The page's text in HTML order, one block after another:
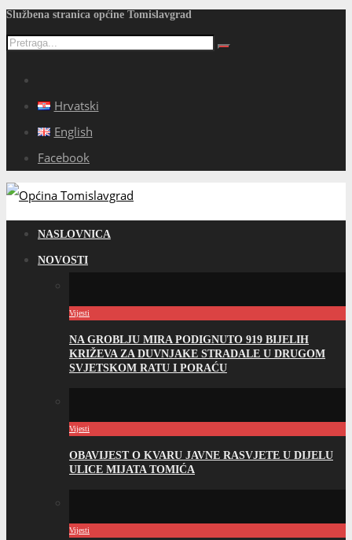
Službena stranica općine Tomislavgrad
Hrvatski
English
Facebook
NASLOVNICA
NOVOSTI
Vijesti
NA GROBLJU MIRA PODIGNUTO 919 BIJELIH
KRIŽEVA ZA DUVNJAKE STRADALE U DRUGOM
SVJETSKOM RATU I PORAĆU
Vijesti
OBAVIJEST O KVARU JAVNE RASVJETE U DIJELU
ULICE MIJATA TOMIĆA
Vijesti